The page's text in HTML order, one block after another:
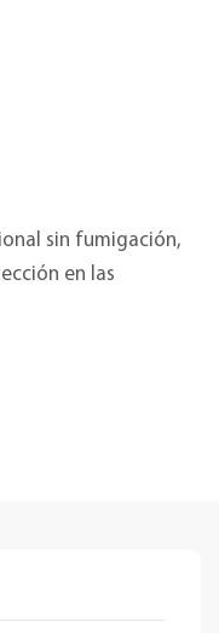
sin fumigación,
en las